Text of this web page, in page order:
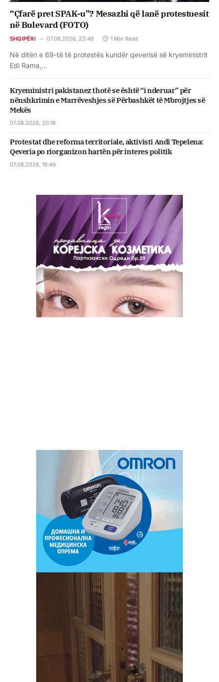
“Çfarë pret SPAK-u”? Mesazhi që lanë protestuesit
në Bulevard (FOTO)
SHQIPËRI 07.08.2026, 23:49 1 Min Read
Në ditën e 69-të të protestës kundër qeverisë së kryeministrit
Edi Rama,…
Kryeministri pakistanez thotë se është “i nderuar” për
nënshkrimin e Marrëveshjes së Përbashkët të Mbrojtjes së
Mekës
07.08.2026, 20:19
Protestat dhe reforma territoriale, aktivisti Andi Tepelena:
Qeveria po riorganizon hartën për interes politik
07.08.2026, 19:49